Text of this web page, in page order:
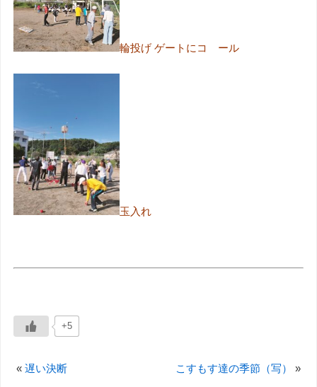
輪投げ ゲートにコ゚ール
玉入れ
+5
« 遅い決断 こすもす達の季節（写） »